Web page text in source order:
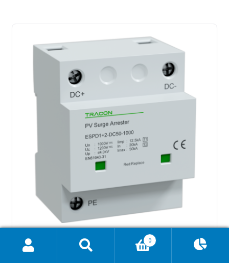
ESPD1+2-DC50-1000 – T1+T2 DC típusú
0
Ajánlatkosár 0